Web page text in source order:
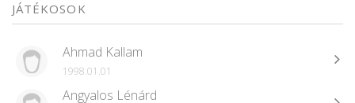
JÁTÉKOSOK
Ahmad Kallam
1998.01.01
Angyalos Lénárd